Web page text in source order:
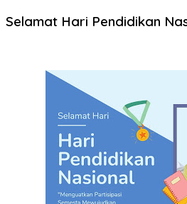
Selamat Hari Pendidikan